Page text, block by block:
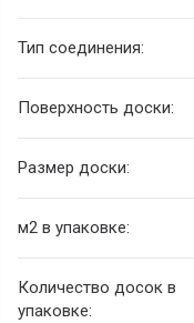
Тип соединения:
Поверхность доски:
Размер доски:
м2 в упаковке:
Количество досок в
упаковке: